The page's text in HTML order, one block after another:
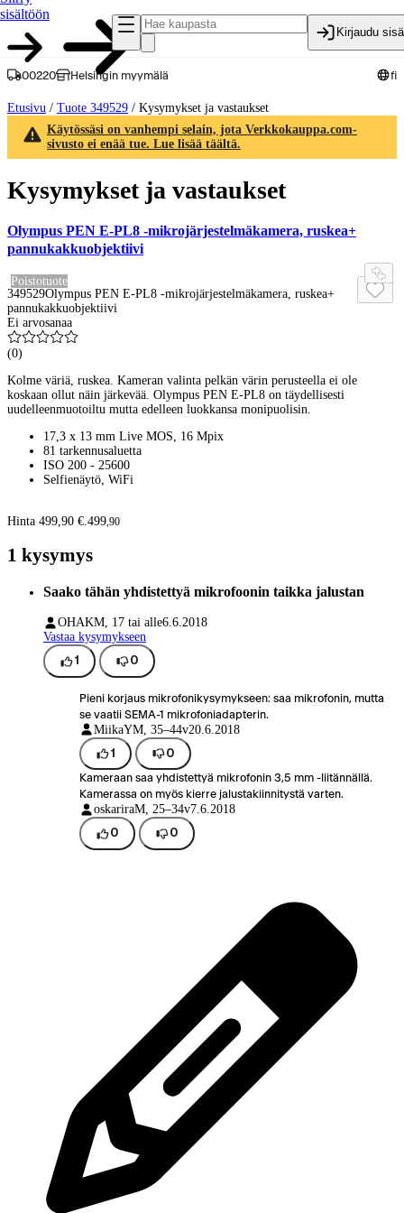
sisältöön
Kirjaudu
00220 Helsingin myymälä fi
Etusivu / Tuote 349529 / Kysymykset ja vastaukset
Käytössäsi on vanhempi selain, jota Verkkokauppa.com-
sivusto ei enää tue. Lue lisää täältä.
Kysymykset ja vastaukset
Olympus PEN E-PL8 -mikrojärjestelmäkamera, ruskea+
pannukakkuobjektiivi
Poistotuote
349529Olympus PEN E-PL8 -mikrojärjestelmäkamera, ruskea+
pannukakkuobjektiivi
Ei arvosanaa
(0)
Kolme väriä, ruskea. Kameran valinta pelkän värin perusteella ei ole
koskaan ollut näin järkevää. Olympus PEN E-PL8 on täydellisesti
uudelleenmuotoiltu mutta edelleen luokkansa monipuolisin.
17,3 x 13 mm Live MOS, 16 Mpix
81 tarkennusaluetta
ISO 200 - 25600
Selfienäytö, WiFi
Hinta 499,90 €. 499,90
1 kysymys
Saako tähän yhdistettyä mikrofoonin taikka jalustan
OHAKM, 17 tai alle6.6.2018
Vastaa kysymykseen
1 0
Pieni korjaus mikrofonikysymykseen: saa mikrofonin, mutta
se vaatii SEMA-1 mikrofoniadapterin.
MiikaYM, 35–44v20.6.2018
1 0
Kameraan saa yhdistettyä mikrofonin 3,5 mm -liitännällä.
Kamerassa on myös kierre jalustakiinnitystä varten.
oskariraM, 25–34v7.6.2018
0 0